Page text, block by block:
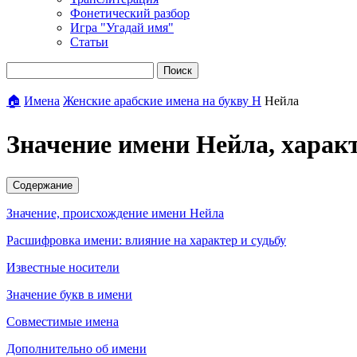
Фонетический разбор
Игра "Угадай имя"
Статьи
Поиск
🏠 Имена Женские арабские имена на букву Н Нейла
Значение имени Нейла,
Содержание
Значение, происхождение имени Нейла
Расшифровка имени: влияние на характер и судьбу
Известные носители
Значение букв в имени
Совместимые имена
Дополнительно об имени